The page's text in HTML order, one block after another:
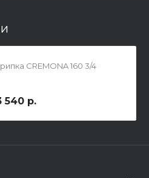
CREMONA 160 3/4
540 р.